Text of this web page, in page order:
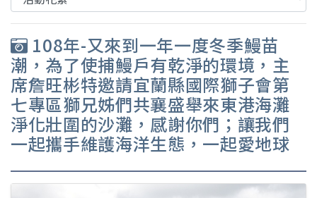
108年-又來到一年一度冬季鰻苗
潮，為了使捕鰻戶有乾淨的環境，主
席詹旺彬特邀請宜蘭縣國際獅子會第
七專區獅兄姊們共襄盛舉來東港海灘
淨化壯圍的沙灘，感謝你們；讓我們
一起攜手維護海洋生態，一起愛地球